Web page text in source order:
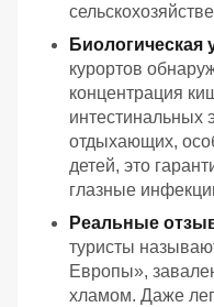
Биологическая
курортов
концентрация
интестинальных
отдыхающих,
детей, это
глазные
Реальные
туристы
Европы»,
хламом. Даже